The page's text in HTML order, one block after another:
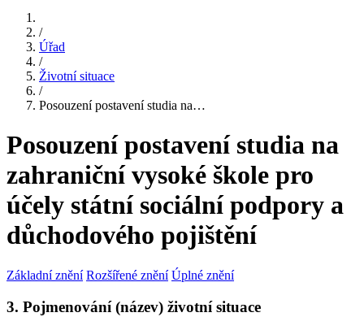
/
Úřad
/
Životní situace
/
Posouzení postavení studia na…
Posouzení postavení studia na
zahraniční vysoké škole pro
účely státní sociální podpory a
důchodového pojištění
Základní znění Rozšířené znění Úplné znění
3. Pojmenování (název) životní situace